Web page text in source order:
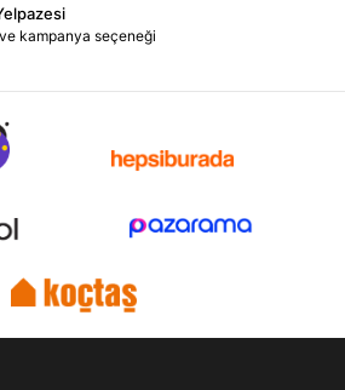
kampanya seçeneği